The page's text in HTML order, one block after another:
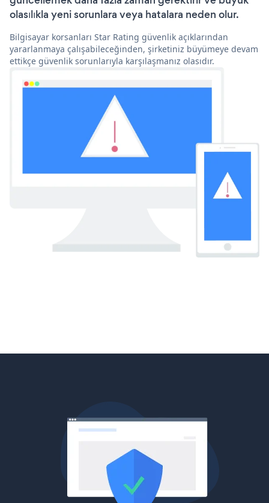
olasılıkla yeni sorunlara veya hatalara neden olur.
Bilgisayar korsanları Star Rating güvenlik açıklarından
yararlanmaya çalışabileceğinden, şirketiniz büyümeye devam
ettikçe güvenlik sorunlarıyla karşılaşmanız olasıdır.